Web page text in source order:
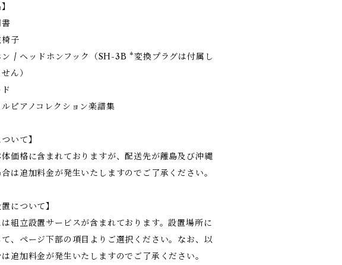
子
ン / ヘッドホンフック（SH-3B *変換プラグは付属し
ん）
ルピアノコレクション楽譜集
いて】
価格に含まれておりますが、配送先が離島及び沖縄
は追加料金が発生いたしますのでご了承ください。
置について】
組立設置サービスが含まれております。設置場所に
、ページ下部の項目よりご選択ください。なお、以
追加料金が発生いたしますのでご了承ください。